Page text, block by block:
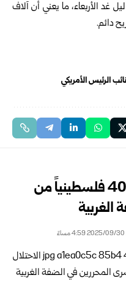
الأربعاء، ما يعني أن آلاف
دائم.
نائب الرئيس الأمريكي
الاحتلال الإسرائيلي يعتقل 40 فلسطينياً من
الغربية